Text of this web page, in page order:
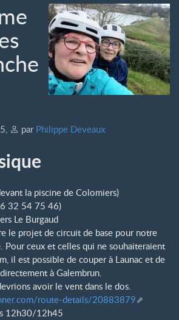
, par Philippe Deveaux
la piscine de Colomiers)
32 54 75 46)
Le Burgaud
le projet de circuit de base pour notre
Pour ceux et celles qui ne souhaiteraient
il est possible de couper à Launac et de
à Galembrun.
avoir le vent dans le dos.
route-details/20883879
12h30/12h45